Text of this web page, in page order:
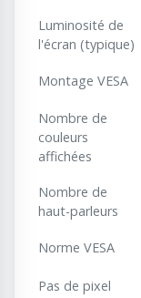
Luminosité de
l'écran (typique)
Montage VESA
Nombre de
couleurs
affichées
Nombre de
haut-parleurs
Norme VESA
Pas de pixel